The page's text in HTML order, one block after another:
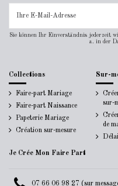
Sie können Ihr Einverständnis jederzeit
a. in der
Collections
Faire-part Mariage
Faire-part Naissance
Papeterie Mariage
Création sur-mesure
Sur-
sur-
de
Je Crée Mon Faire Part
07 66 06 98 27 (sur